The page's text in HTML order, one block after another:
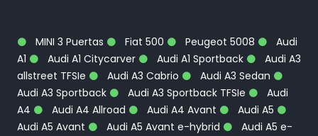
MINI 3 Puertas Fiat 500 Peugeot 5008
Audi
A1
Audi A1 Citycarver Audi A1 Sportback
Audi A3
allstreet TFSIe
Audi A3 Cabrio
Audi A3 Sedan
Audi A3 Sportback
Audi A3 Sportback TFSIe
Audi
A4
Audi A4 Allroad Audi A4 Avant
Audi A5
Audi A5 Avant
Audi A5 Avant e-hybrid
Audi A5 e-